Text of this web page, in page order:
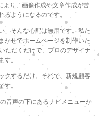
より、画像作成や文章作成が苦
ようになるのです。
」そんな心配は無用です。私た
かせでホームページを制作いた
ただくだけで、プロのデザイナ
。
クするだけ。それで、新規顧客
。
音声の下にあるナビメニューか